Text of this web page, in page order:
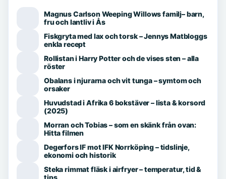
Magnus Carlson Weeping Willows familj– barn,
fru och lantliv i Ås
Fiskgryta med lax och torsk – Jennys Matbloggs
enkla recept
Rollistan i Harry Potter och de vises sten – alla
röster
Obalans i njurarna och vit tunga – symtom och
orsaker
Huvudstad i Afrika 6 bokstäver – lista & korsord
(2025)
Morran och Tobias – som en skänk från ovan:
Hitta filmen
Degerfors IF mot IFK Norrköping – tidslinje,
ekonomi och historik
Steka rimmat fläsk i airfryer – temperatur, tid &